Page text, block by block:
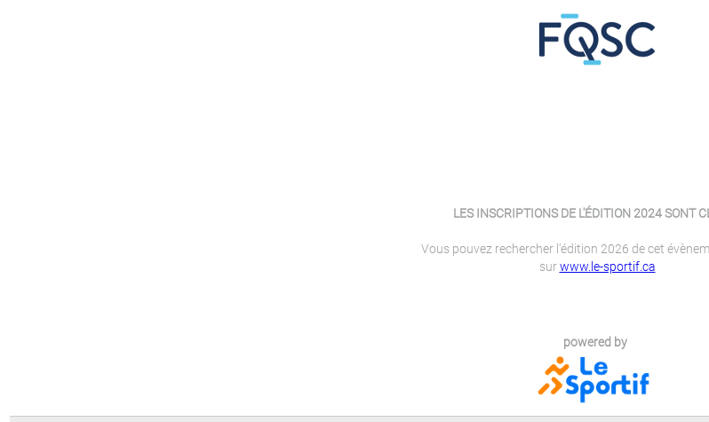
LES INSCRIPTIONS DE L'ÉDITION 2024 SONT
Vous pouvez rechercher l'édition 2026 de cet
surwww.le-sportif.ca
powered by